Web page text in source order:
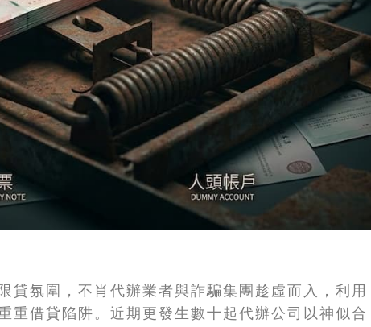
貸氛圍，不肖代辦業者與詐騙集團趁虛而入，利用
重借貸陷阱。近期更發生數十起代辦公司以神似合